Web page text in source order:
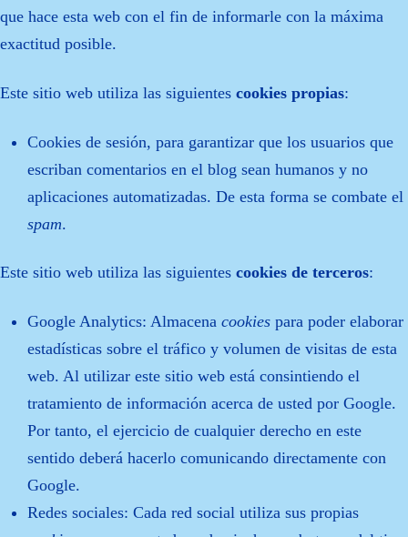
que hace esta web con el fin de informarle con la máxima
exactitud posible.
Este sitio web utiliza las siguientes cookies propias:
Cookies de sesión, para garantizar que los usuarios que
escriban comentarios en el blog sean humanos y no
aplicaciones automatizadas. De esta forma se combate el
spam.
Este sitio web utiliza las siguientes cookies de terceros:
Google Analytics: Almacena cookiespara poder elaborar
estadísticas sobre el tráfico y volumen de visitas de esta
web. Al utilizar este sitio web está consintiendo el
tratamiento de información acerca de usted por Google.
Por tanto, el ejercicio de cualquier derecho en este
sentido deberá hacerlo comunicando directamente con
Google.
Redes sociales: Cada red social utiliza sus propias